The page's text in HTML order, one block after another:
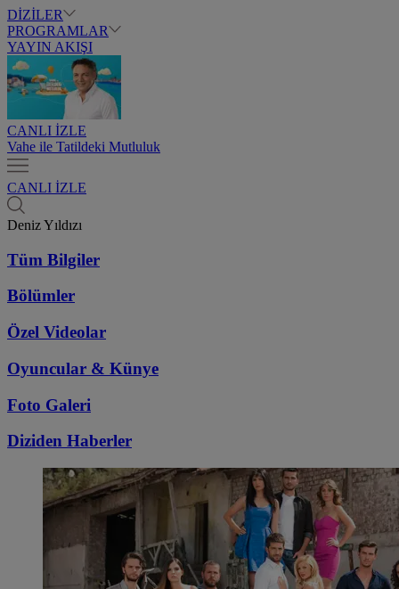
DİZİLER
PROGRAMLAR
YAYIN AKIŞI
CANLI İZLE
Vahe ile Tatildeki Mutluluk
CANLI İZLE
Deniz Yıldızı
Tüm Bilgiler
Bölümler
Özel Videolar
Oyuncular & Künye
Foto Galeri
Diziden Haberler